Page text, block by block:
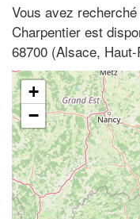
Vous avez
Charpentier est
68700 (Alsace,
+
−